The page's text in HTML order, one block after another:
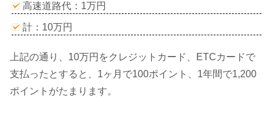
高速道路代：1万円
計：10万円
上記の通り、10万円をクレジットカード、ETCカードで
支払ったとすると、1ヶ月で100ポイント、1年間で1,200
ポイントがたまります。